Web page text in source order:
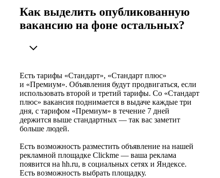
Как выделить опубликованную
вакансию на фоне остальных?
Есть тарифы «Стандарт», «Стандарт плюс»
и «Премиум». Объявления будут продвигаться, если
использовать второй и третий тарифы. Со «Стандарт
плюс» вакансия поднимается в выдаче каждые три
дня, с тарифом «Премиум» в течение 7 дней
держится выше стандартных — так вас заметит
больше людей.
Есть возможность разместить объявление на нашей
рекламной площадке Clickme — ваша реклама
появится на hh.ru, в социальных сетях и Яндексе.
Есть возможность выбрать площадку.